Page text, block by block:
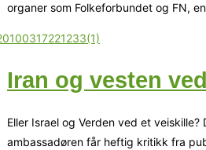
organer som Folkeforbundet og FN,
Iran og vesten
Eller Israel og Verden ved et veiskille?
ambassadøren får heftig kritikk fra